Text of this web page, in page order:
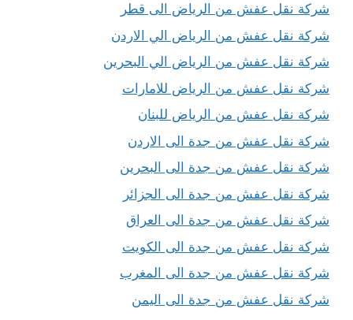
شركة نقل عفش من الرياض الى قطر
شركة نقل عفش من الرياض الي الاردن
شركة نقل عفش من الرياض الي البحرين
شركة نقل عفش من الرياض للامارات
شركة نقل عفش من الرياض للبنان
شركة نقل عفش من جدة الى الاردن
شركة نقل عفش من جدة الى البحرين
شركة نقل عفش من جدة الى الجزائر
شركة نقل عفش من جدة الى العراق
شركة نقل عفش من جدة الى الكويت
شركة نقل عفش من جدة الى المغرب
شركة نقل عفش من جدة الى اليمن